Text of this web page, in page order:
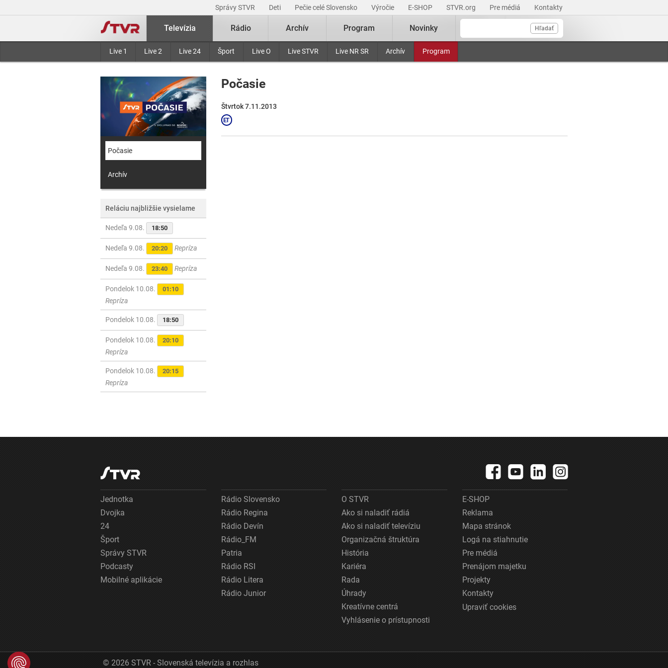
Správy STVR Deti Pečie celé Slovensko Výročie E-SHOP STVR.org Pre médiá Kontakty
Hľadať
Televízia
Live 1 Live 2 Live 24 Šport Live O Live STVR Live NR SR Archív Program
Rádio Archív Program Novinky
Počasie
Archív
Reláciu najbližšie vysielame
Nedeľa 9.08. 18:50
Nedeľa 9.08. 20:20 Repríza
Nedeľa 9.08. 23:40 Repríza
Pondelok 10.08. 01:10
Repríza
Pondelok 10.08. 18:50
Pondelok 10.08. 20:10
Repríza
Pondelok 10.08. 20:15
Repríza
Počasie
Štvrtok 7.11.2013
Jednotka
Dvojka
24
Šport
Správy STVR
Podcasty
Mobilné aplikácie
Rádio Slovensko
Rádio Regina
Rádio Devín
Rádio_FM
Patria
Rádio RSI
Rádio Litera
Rádio Junior
O STVR
Ako si naladiť rádiá
Ako si naladiť televíziu
Organizačná štruktúra
História
Kariéra
Rada
Úhrady
Kreatívne centrá
Vyhlásenie o prístupnosti
E-SHOP
Reklama
Mapa stránok
Logá na stiahnutie
Pre médiá
Prenájom majetku
Projekty
Kontakty
Upraviť cookies
© 2026 STVR - Slovenská televízia a rozhlas